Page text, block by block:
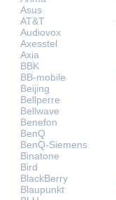
Asus
AT&T
Audiovox
Axesstel
Axia
BBK
BB-mobile
Beijing
Bellperre
Bellwave
Benefon
BenQ
BenQ-Siemens
Binatone
Bird
BlackBerry
Blaupunkt